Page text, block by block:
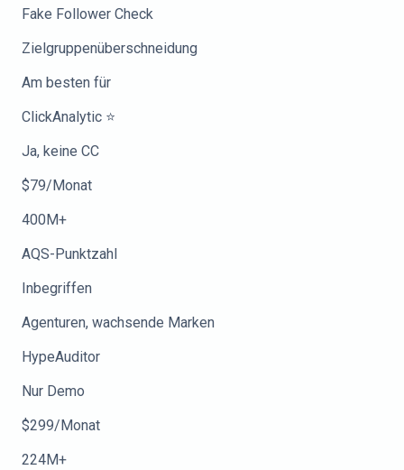
Fake Follower Check
Zielgruppenüberschneidung
Am besten für
ClickAnalytic ⭐
Ja, keine CC
$79/Monat
400M+
AQS-Punktzahl
Inbegriffen
Agenturen, wachsende Marken
HypeAuditor
Nur Demo
$299/Monat
224M+